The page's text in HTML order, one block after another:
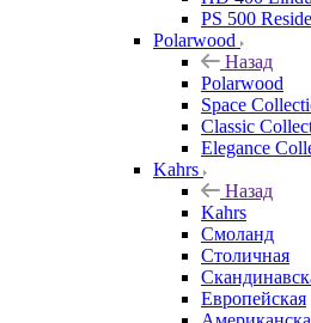
PS 500
Polarwood
Назад
Polarwood
Space
Classic
Elegance
Kahrs
Назад
Kahrs
Смоланд
Столичная
Европейская